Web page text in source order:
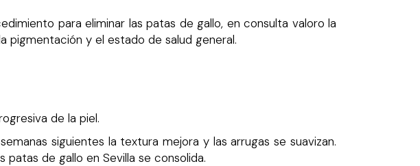
para eliminar las patas de gallo, en consulta valoro la
pigmentación y el estado de salud general.
de la piel.
siguientes la textura mejora y las arrugas se suavizan.
de gallo en Sevilla se consolida.